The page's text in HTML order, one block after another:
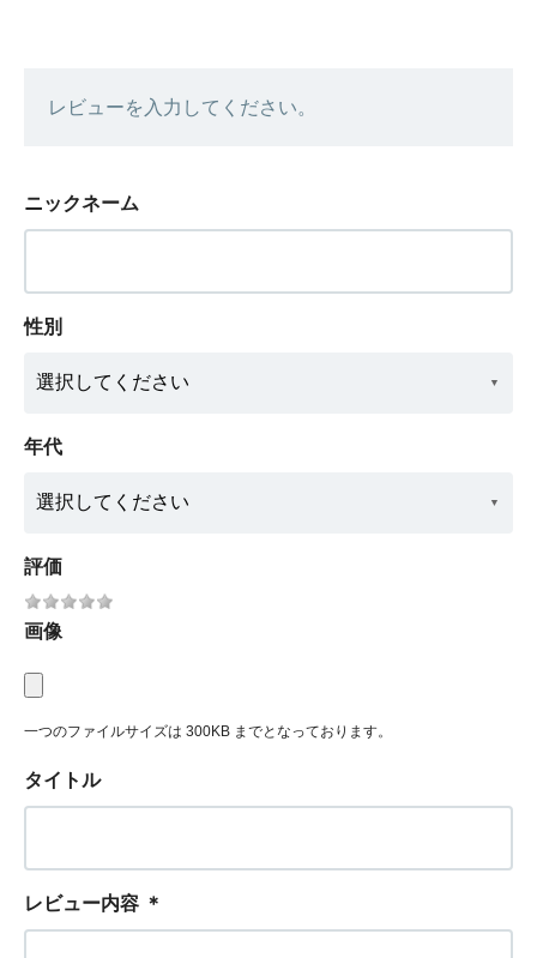
レビューを入力してください。
ニックネーム
性別
年代
評価
画像
一つのファイルサイズは 300KB までとなっております。
タイトル
レビュー内容 ＊